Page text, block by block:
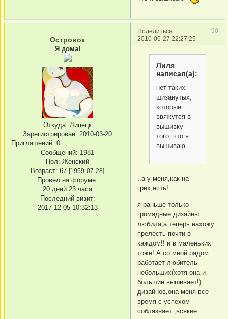
Поделиться
90
2010-06-27 22:27:25
Островок
Я дома!
Откуда: Липецк
Зарегистрирован: 2010-03-20
Приглашений: 0
Сообщений: 1981
Пол: Женский
Возраст: 67 [1959-07-28]
Провел на форуме:
20 дней 23 часа
Последний визит:
2017-12-05 10:32:13
Лиля
написал(а):
нет таких
шизанутых,
которые
ввяжутся в
вышивку
того, что я
вышиваю
..а у меня,как на
грех,есть!
я раньше только
громадные дизайны
любила,а теперь нахожу
прелесть почти в
каждом!! и в маленьких
тоже! А со мной рядом
работает любитель
небольших(хотя она и
большие вышивает!)
дизайнов,она меня все
время с успехом
соблазняет ,всякие